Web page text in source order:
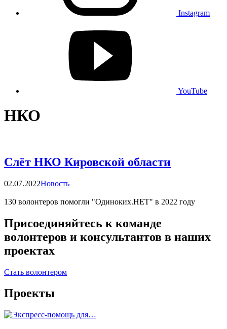
Instagram
YouTube
НКО
Слёт НКО Кировской области
02.07.2022Категории
Новость
130 волонтеров помогли "Одиноких.НЕТ" в 2022 году
Присоединяйтесь к команде
волонтеров и консультантов в наших
проектах
Стать волонтером
Проекты